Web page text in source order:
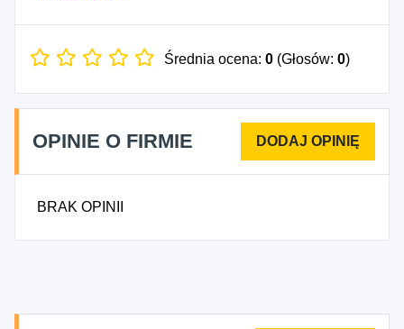
Sebastian Oparka to 545151790. Data rozpoczęcia
Przygotowanie terenu pod budowę, 4399Z -
Pozostałe specjalistyczne roboty budowlane, gdzie
indziej niesklasyfikowane, 8130Z - Działalność
terenów zieleni, 4683Z - Sprzedaż hurtowa drewna,
przemysłowych, gdzie indziej niesklasyfikowane,
Średnia ocena: 0 (Głosów: 0)
OPINIE O FIRMIE
BRAK OPINII